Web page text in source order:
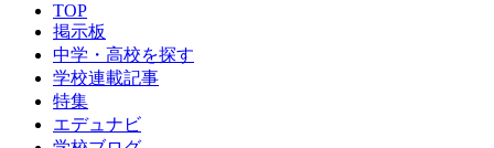
TOP
掲示板
中学・高校を探す
学校連載記事
特集
エデュナビ